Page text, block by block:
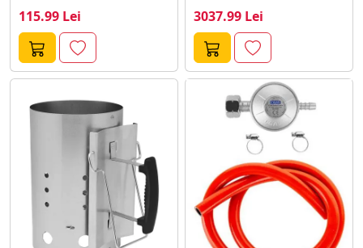
115.99 Lei 3037.99 Lei